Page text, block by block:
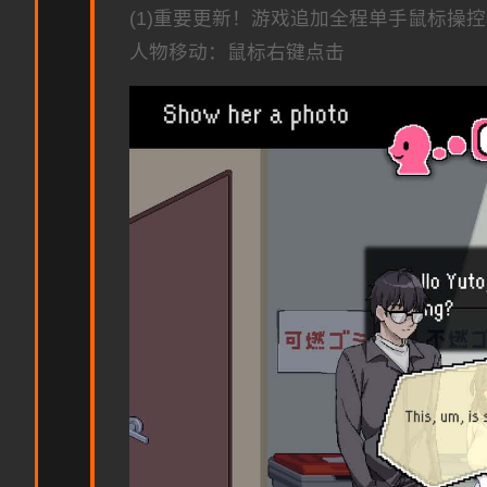
(1)重要更新！游戏追加全程单手鼠标操
人物移动：鼠标右键点击